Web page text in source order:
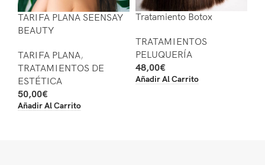
TARIFA PLANA SEENSAY
BEAUTY
TARIFA PLANA,
TRATAMIENTOS DE
ESTÉTICA
50,00€
Añadir Al Carrito
Tratamiento Botox
TRATAMIENTOS
PELUQUERÍA
48,00€
Añadir Al Carrito